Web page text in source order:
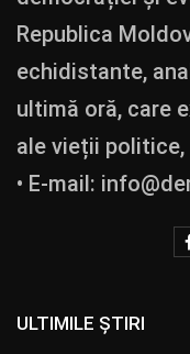
Republica
echidistante,
ultimă oră, care
ale vieții
• E-mail:
ULTIMILE ȘTIRI